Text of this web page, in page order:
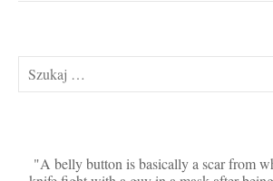
Szukaj:
A belly button is basically a scar from